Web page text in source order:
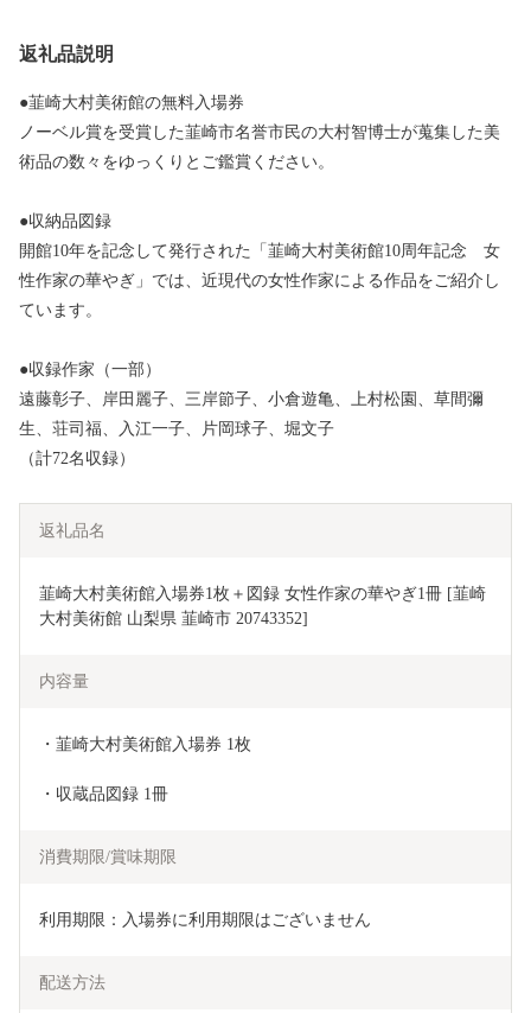
返礼品説明
●韮崎大村美術館の無料入場券
ノーベル賞を受賞した韮崎市名誉市民の大村智博士が蒐集した美
術品の数々をゆっくりとご鑑賞ください。
●収納品図録
開館10年を記念して発行された「韮崎大村美術館10周年記念 女
性作家の華やぎ」では、近現代の女性作家による作品をご紹介し
ています。
●収録作家（一部）
遠藤彰子、岸田麗子、三岸節子、小倉遊亀、上村松園、草間彌
生、荘司福、入江一子、片岡球子、堀文子
（計72名収録）
返礼品名
韮崎大村美術館入場券1枚＋図録 女性作家の華やぎ1冊 [韮崎
大村美術館 山梨県 韮崎市 20743352]
内容量
・韮崎大村美術館入場券 1枚
・収蔵品図録 1冊
消費期限/賞味期限
利用期限：入場券に利用期限はございません
配送方法